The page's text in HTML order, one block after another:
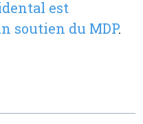
est
soutien du MDP.